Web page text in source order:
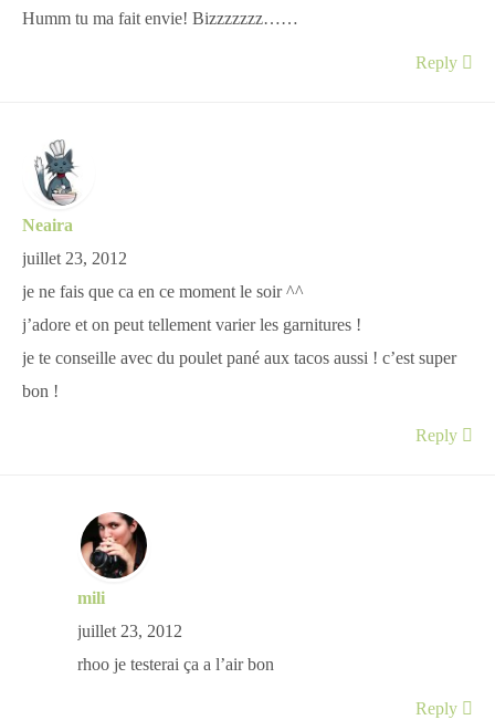
Humm tu ma fait envie! Bizzzzzzz……
Reply
Neaira
juillet 23, 2012
je ne fais que ca en ce moment le soir ^^
j’adore et on peut tellement varier les garnitures !
je te conseille avec du poulet pané aux tacos aussi ! c’est super
bon !
Reply
mili
juillet 23, 2012
rhoo je testerai ça a l’air bon
Reply